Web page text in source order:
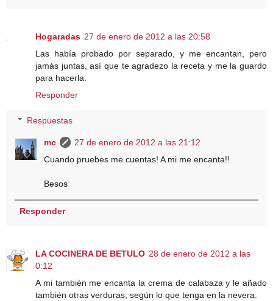
Hogaradas 27 de enero de 2012 a las 20:58
Las había probado por separado, y me encantan, pero
jamás juntas, así que te agradezo la receta y me la guardo
para hacerla.
Responder
Respuestas
mc
27 de enero de 2012 a las 21:12
Cuando pruebes me cuentas! A mi me encanta!!
Besos
Responder
LA COCINERA DE BETULO 28 de enero de 2012 a las
0:12
A mi también me encanta la crema de calabaza y le añado
también otras verduras, según lo que tenga en la nevera.